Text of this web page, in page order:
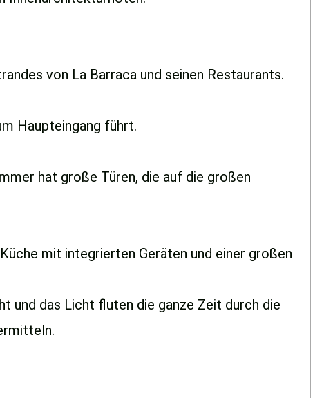
von La Barraca und seinen Restaurants.
Haupteingang führt.
hat große Türen, die auf die großen
mit integrierten Geräten und einer großen
und das Licht fluten die ganze Zeit durch die